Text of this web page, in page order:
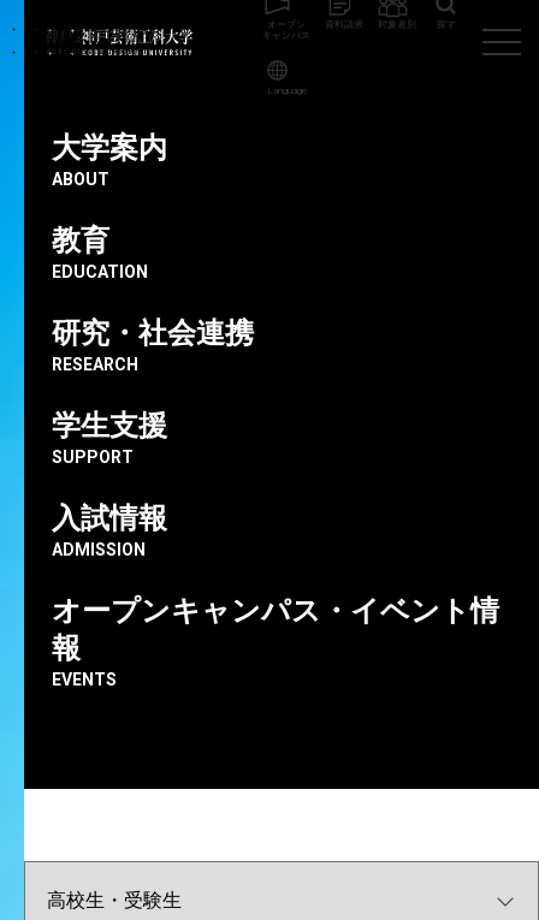
大学案内
ABOUT
教育
EDUCATION
研究・社会連携
RESEARCH
学生支援
SUPPORT
入試情報
ADMISSION
オープンキャンパス・イベント情
報
EVENTS
オープン
キャンパス
資料請求 対象者別 探す
Language
高校生・受験生向け
2026.05.27
せ】NHK Eテレ『はなしちゃお！
デザイン学科 白玖欣宏 助教
地域の方向け
企業の方向け
本学ビジュアルデザイン学科の白玖 欣宏助教のクリエイ
ティブ・ユニット「オタミラムズ」が、